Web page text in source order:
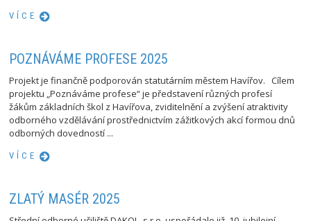
VÍCE
POZNÁVÁME PROFESE 2025
Projekt je finančně podporován statutárním městem Havířov. Cílem
projektu „Poznáváme profese“ je představení různých profesí
žákům základních škol z Havířova, zviditelnění a zvýšení atraktivity
odborného vzdělávání prostřednictvím zážitkových akcí formou dnů
odborných dovedností ...
VÍCE
ZLATÝ MASÉR 2025